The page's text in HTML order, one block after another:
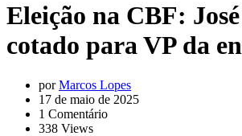
Eleição na CBF:
cotado para VP da
porMarcos Lopes
17 de maio de 2025
1 Comentário
338 Views